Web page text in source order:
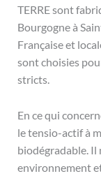
TERRE sont
Bourgogne à
Française et
sont choisies
stricts.
En ce qui
le tensio-actif à
biodégradable. Il
environnement